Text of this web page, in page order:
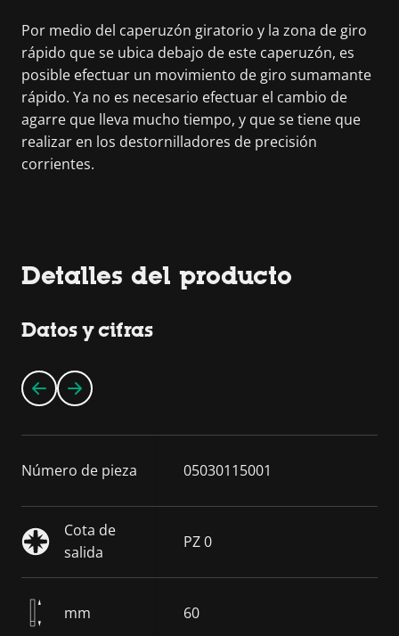
Por medio del caperuzón giratorio y la zona de giro
rápido que se ubica debajo de este caperuzón, es
posible efectuar un movimiento de giro sumamante
rápido. Ya no es necesario efectuar el cambio de
agarre que lleva mucho tiempo, y que se tiene que
realizar en los destornilladores de precisión
corrientes.
Detalles del producto
Datos y cifras
Número de pieza 05030115001
Cota de
salida
PZ 0
mm 60